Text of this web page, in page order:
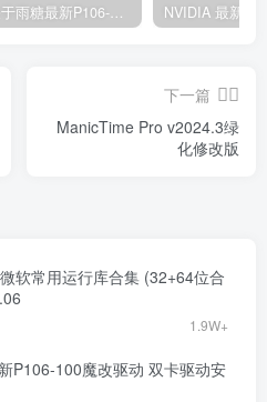
关于雨糖最新P106-100魔改驱动 双卡驱动安装教程
下一篇
ManicTime Pro v2024.3绿
化修改版
软常用运行库合集 (32+64位合
1.9W+
P106-100魔改驱动 双卡驱动安